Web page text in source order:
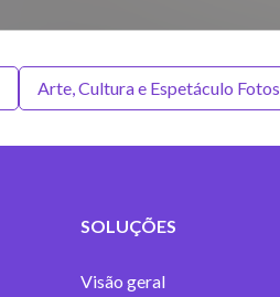
Arte, Cultura e Espetáculo Fotos
SOLUÇÕES
Visão geral